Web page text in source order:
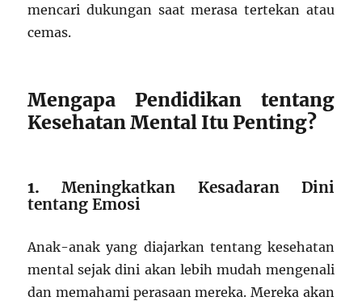
mencari dukungan saat merasa tertekan atau
cemas.
Mengapa Pendidikan tentang
Kesehatan Mental Itu Penting?
1.Meningkatkan Kesadaran Dini
tentang Emosi
Anak-anak yang diajarkan tentang kesehatan
mental sejak dini akan lebih mudah mengenali
dan memahami perasaan mereka. Mereka akan